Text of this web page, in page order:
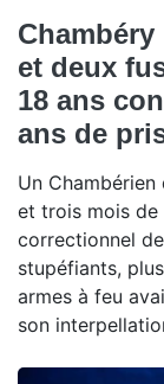
et deux
18 ans
ans de
Un
et trois mois de
correctionnel
stupéfiants,
armes à feu
son